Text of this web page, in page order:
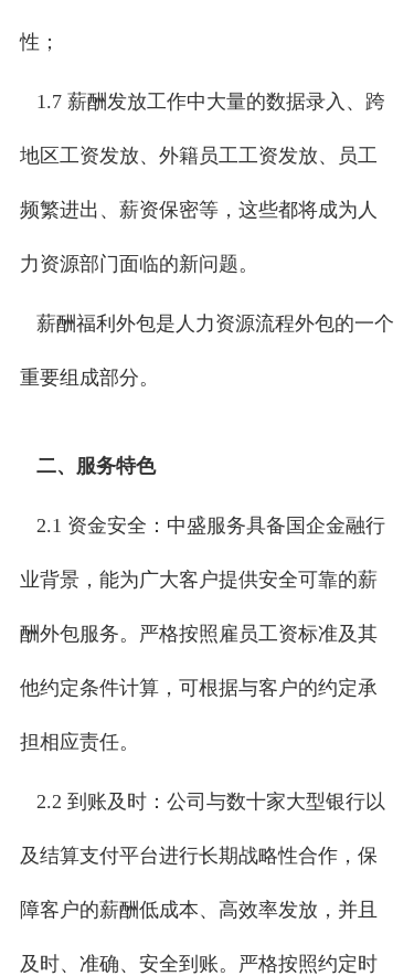
性；
1.7 薪酬发放工作中大量的数据录入、跨
地区工资发放、外籍员工工资发放、员工
频繁进出、薪资保密等，这些都将成为人
力资源部门面临的新问题。
薪酬福利外包是人力资源流程外包的一个
重要组成部分。
二、服务特色
2.1 资金安全：中盛服务具备国企金融行
业背景，能为广大客户提供安全可靠的薪
酬外包服务。严格按照雇员工资标准及其
他约定条件计算，可根据与客户的约定承
担相应责任。
2.2 到账及时：公司与数十家大型银行以
及结算支付平台进行长期战略性合作，保
障客户的薪酬低成本、高效率发放，并且
及时、准确、安全到账。严格按照约定时